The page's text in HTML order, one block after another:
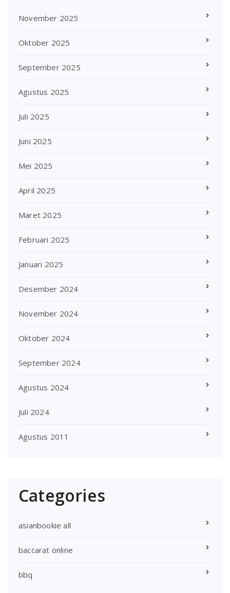
November 2025
Oktober 2025
September 2025
Agustus 2025
Juli 2025
Juni 2025
Mei 2025
April 2025
Maret 2025
Februari 2025
Januari 2025
Desember 2024
November 2024
Oktober 2024
September 2024
Agustus 2024
Juli 2024
Agustus 2011
Categories
asianbookie all
baccarat online
bbq